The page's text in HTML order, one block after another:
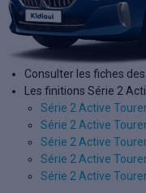
Consulter les fiches
Les finitions Série 2
Série 2 Active
Série 2 Active
Série 2 Active
Série 2 Active
Série 2 Active